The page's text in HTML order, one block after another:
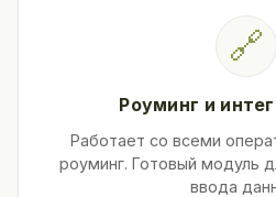
🔗
Роуминг и
Работает со всеми
роуминг. Готовый модуль
ввода